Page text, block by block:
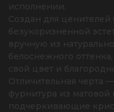
исполнении.
Создан для ценителей
безукоризненной
вручную из
белоснежного
свой цвет и
Отличительная черта
фурнитура из
подчеркивающие